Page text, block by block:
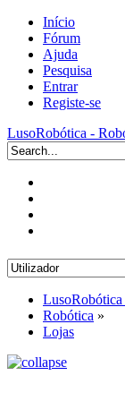
Início
Fórum
Ajuda
Pesquisa
Entrar
Registe-se
LusoRobótica -
LusoRobótica
Robótica »
Lojas